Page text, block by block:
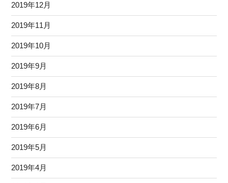
2019年12月
2019年11月
2019年10月
2019年9月
2019年8月
2019年7月
2019年6月
2019年5月
2019年4月